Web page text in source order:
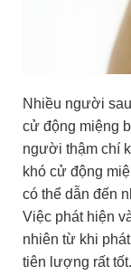
Nhiều người
cử động miệng
người thậm chí
khó cử động
có thể dẫn đến
Việc phát hiện
nhiên từ khi
tiên lượng rất